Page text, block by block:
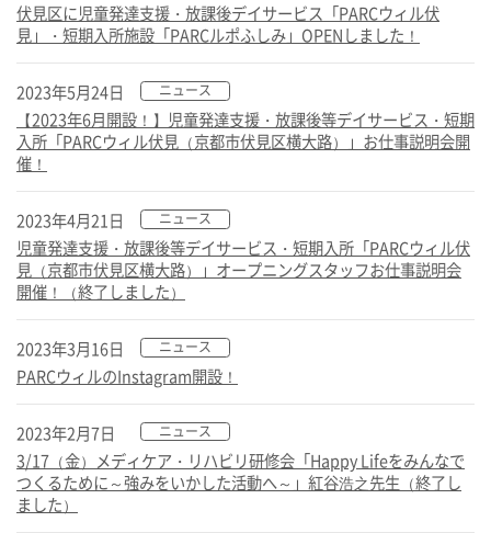
伏見区に児童発達支援・放課後デイサービス「PARCウィル伏
見」・短期入所施設「PARCルポふしみ」OPENしました！
2023年5月24日 ニュース
【2023年6月開設！】児童発達支援・放課後等デイサービス・短期
入所「PARCウィル伏見（京都市伏見区横大路）」お仕事説明会開
催！
2023年4月21日 ニュース
児童発達支援・放課後等デイサービス・短期入所「PARCウィル伏
見（京都市伏見区横大路）」オープニングスタッフお仕事説明会
開催！（終了しました）
2023年3月16日 ニュース
PARCウィルのInstagram開設！
2023年2月7日 ニュース
3/17（金）メディケア・リハビリ研修会「Happy Lifeをみんなで
つくるために～強みをいかした活動へ～」紅谷浩之先生（終了し
ました）
保育所等訪問支援 /
居宅訪問型児童発達支援
パルク プラス
個別相談・見学・体験
資料請求・お問い合わせ
会社案内 採用情報